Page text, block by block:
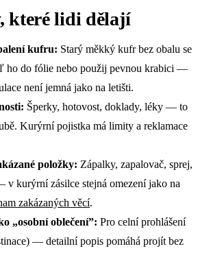
které lidi dělají
kufru: Starý měkký kufr bez obalu se
ho do fólie nebo použij pevnou krabici —
není jemná jako na letišti.
Šperky, hotovost, doklady, léky — to
Kurýrní pojistka má limity a reklamace
položky: Zápalky, zapalovač, sprej,
kurýrní zásilce stejná omezení jako na
zakázaných věcí.
„osobní oblečení”: Pro celní prohlášení
— detailní popis pomáhá projít bez